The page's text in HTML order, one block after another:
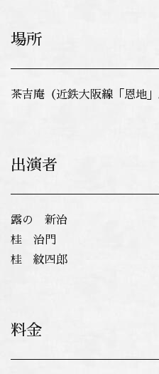
場所
茶吉庵（近鉄大阪線「恩地
出演者
露の 新治
桂 治門
桂 紋四郎
料金